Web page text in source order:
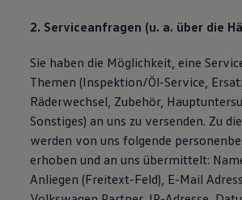
2. Serviceanfragen (u. a. über die
Sie haben die Möglichkeit, eine
Themen (Inspektion/Öl-Service,
Räderwechsel, Zubehör,
Sonstiges) an uns zu versenden. Zu
werden von uns folgende
erhoben und an uns übermittelt:
Anliegen (Freitext-Feld), E-Mail